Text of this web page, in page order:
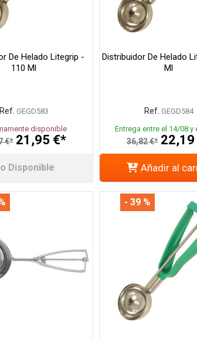
De Helado Litegrip -
110 Ml
Ref. GEGD583
disponible
€* 21,95 €*
Disponible
Distribuidor De Helado
Ml
Ref. GEGD584
Entrega entre el 14/08 y
36,82 €*
Añadir al
- 39 %